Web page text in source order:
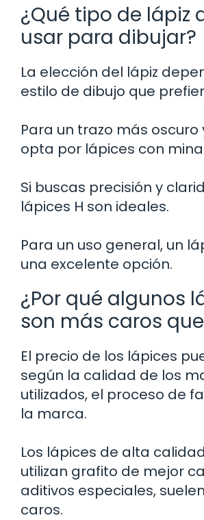
¿Qué tipo de lápiz
usar para dibujar?
La elección del lápiz
estilo de dibujo que
Para un trazo más oscuro
opta por lápices con
Si buscas precisión y
lápices H son ideales.
Para un uso general, un
una excelente opción.
¿Por qué algunos
son más caros
El precio de los lápices
según la calidad de los
utilizados, el proceso de
la marca.
Los lápices de alta
utilizan grafito de mejor
aditivos especiales,
caros.